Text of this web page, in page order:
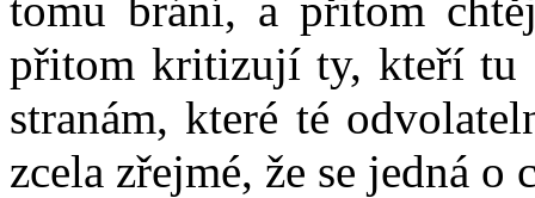
přitom kritizují ty, kteří tu
stranám, které té
zcela zřejmé, že se jedná